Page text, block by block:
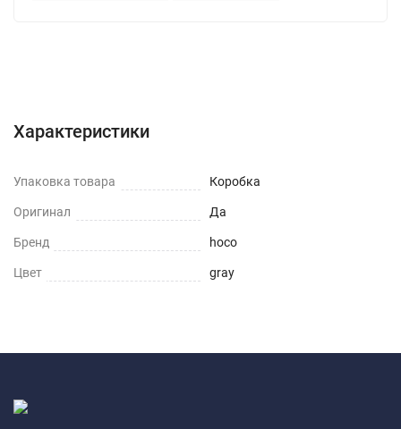
Характеристики
Упаковка товара Коробка
Оригинал Да
Бренд hoco
Цвет gray